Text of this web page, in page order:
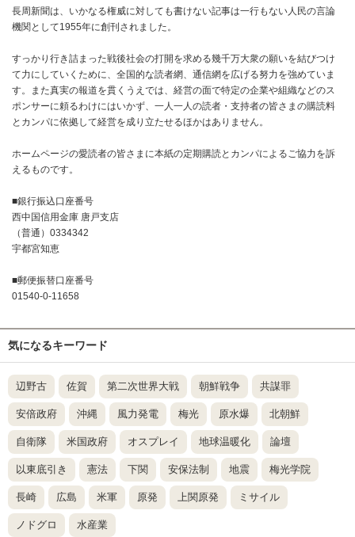
長周新聞は、いかなる権威に対しても書けない記事は一行もない人民の言論
機関として1955年に創刊されました。
すっかり行き詰まった戦後社会の打開を求める幾千万大衆の願いを結びつけ
て力にしていくために、全国的な読者網、通信網を広げる努力を強めていま
す。また真実の報道を貫くうえでは、経営の面で特定の企業や組織などのス
ポンサーに頼るわけにはいかず、一人一人の読者・支持者の皆さまの購読料
とカンパに依拠して経営を成り立たせるほかはありません。
ホームページの愛読者の皆さまに本紙の定期購読とカンパによるご協力を訴
えるものです。
■銀行振込口座番号
西中国信用金庫 唐戸支店
（普通）0334342
宇都宮知恵
■郵便振替口座番号
01540-0-11658
気になるキーワード
辺野古 佐賀 第二次世界大戦 朝鮮戦争 共謀罪
安倍政府 沖縄 風力発電 梅光 原水爆 北朝鮮
自衛隊 米国政府 オスプレイ 地球温暖化 論壇
以東底引き 憲法 下関 安保法制 地震 梅光学院
長崎 広島 米軍 原発 上関原発 ミサイル
ノドグロ 水産業